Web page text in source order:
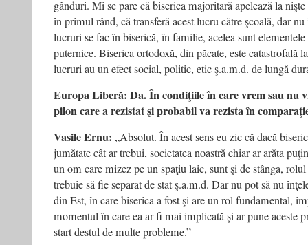
gânduri. Mi se pare că biserica majoritară apelează la
în primul rând, că transferă acest lucru către şcoală, dar
lucruri se fac în biserică, în familie, acelea sunt
puternice. Biserica ortodoxă, din păcate, este catastrofală
lucruri au un efect social, politic, etic ş.a.m.d. de lungă
Europa Liberă: Da. În condiţiile în care vrem sau nu
pilon care a rezistat şi probabil va rezista în
Vasile Ernu: „Absolut. În acest sens eu zic că dacă
jumătate cât ar trebui, societatea noastră chiar ar arăta
un om care mizez pe un spaţiu laic, sunt şi de stânga,
trebuie să fie separat de stat ş.a.m.d. Dar nu pot să nu
din Est, în care biserica a fost şi are un rol fundamental,
momentul în care ea ar fi mai implicată şi ar pune aceste
start destul de multe probleme.”